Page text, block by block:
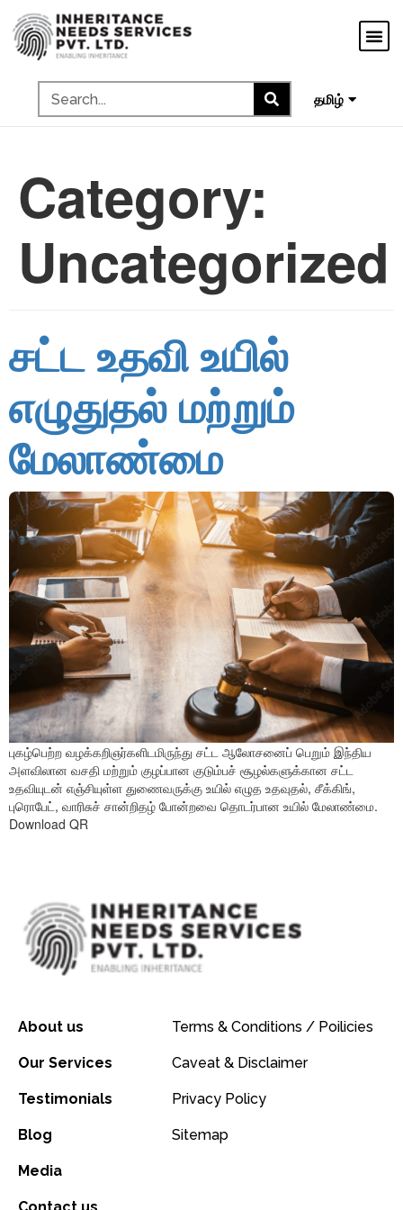
தமிழ்
മലയാളം
Category:
Uncategorized
சட்ட உதவி உயில்
எழுதுதல் மற்றும்
மேலாண்மை
புகழ்பெற்ற வழக்கறிஞர்களிடமிருந்து சட்ட ஆலோசனைப் பெறும் இந்திய
அளவிலான வசதி மற்றும் குழப்பான குடும்பச் சூழல்களுக்கான சட்ட
உதவியுடன் எஞ்சியுள்ள துணைவருக்கு உயில் எழுத உதவுதல், சீக்கிங்,
புரொபேட், வாரிசுச் சான்றிதழ் போன்றவை தொடர்பான உயில் மேலாண்மை.
Download QR
About us
Our Services
Testimonials
Blog
Media
Terms & Conditions / Poilicies
Caveat & Disclaimer
Privacy Policy
Sitemap